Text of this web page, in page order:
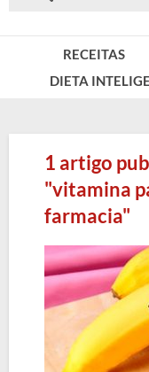
RECEITAS
DIETA
1 artigo
"vitamina
farmacia"